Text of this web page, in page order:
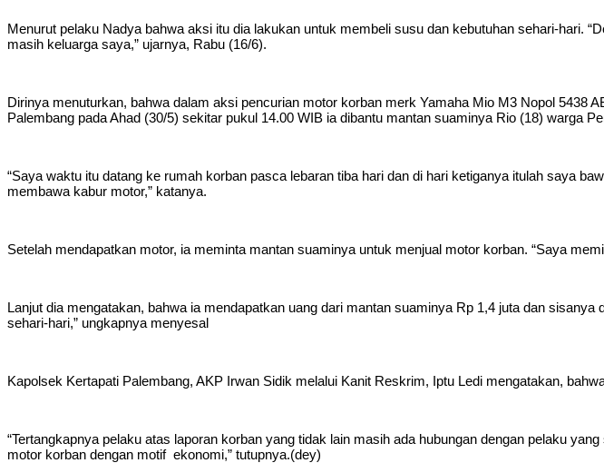
Menurut pelaku Nadya bahwa aksi itu dia lakukan untuk membeli susu dan kebutuhan sehari-hari.
masih keluarga saya,” ujarnya, Rabu (16/6).
Dirinya menuturkan, bahwa dalam aksi pencurian motor korban merk Yamaha Mio M3 Nopol 5438
Palembang pada Ahad (30/5) sekitar pukul 14.00 WIB ia dibantu mantan suaminya Rio (18) warga
“Saya waktu itu datang ke rumah korban pasca lebaran tiba hari dan di hari ketiganya itulah saya
membawa kabur motor,” katanya.
Setelah mendapatkan motor, ia meminta mantan suaminya untuk menjual motor korban. “Saya
Lanjut dia mengatakan, bahwa ia mendapatkan uang dari mantan suaminya Rp 1,4 juta dan
sehari-hari,” ungkapnya menyesal
Kapolsek Kertapati Palembang, AKP Irwan Sidik melalui Kanit Reskrim, Iptu Ledi mengatakan,
“Tertangkapnya pelaku atas laporan korban yang tidak lain masih ada hubungan dengan pelaku
motor korban dengan motif ekonomi,” tutupnya.(dey)